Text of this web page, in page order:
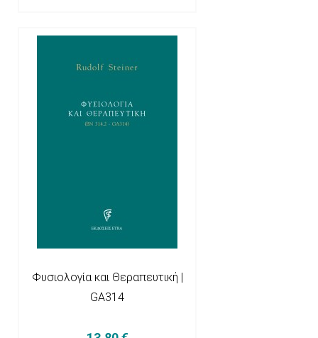
Φυσιολογία και Θεραπευτική |
GA314